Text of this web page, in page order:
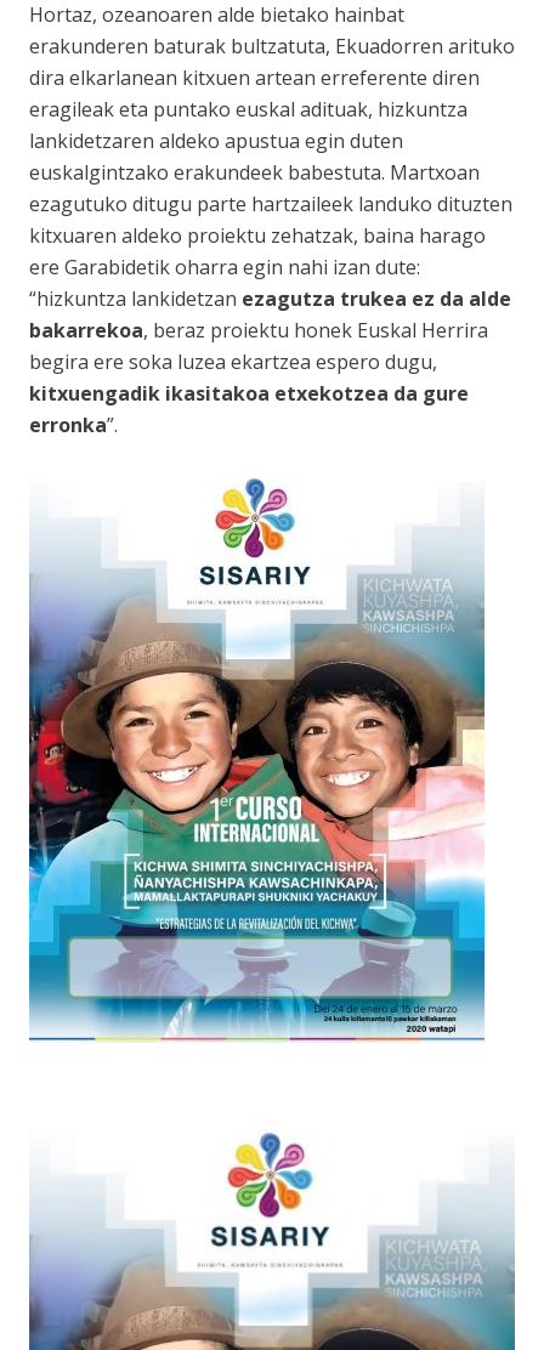
Hortaz, ozeanoaren alde bietako hainbat
erakunderen baturak bultzatuta, Ekuadorren arituko
dira elkarlanean kitxuen artean erreferente diren
eragileak eta puntako euskal adituak, hizkuntza
lankidetzaren aldeko apustua egin duten
euskalgintzako erakundeek babestuta. Martxoan
ezagutuko ditugu parte hartzaileek landuko dituzten
kitxuaren aldeko proiektu zehatzak, baina harago
ere Garabidetik oharra egin nahi izan dute:
“hizkuntza lankidetzan ezagutza trukea ez da alde
bakarrekoa, beraz proiektu honek Euskal Herrira
begira ere soka luzea ekartzea espero dugu,
kitxuengadik ikasitakoa etxekotzea da gure
erronka”.